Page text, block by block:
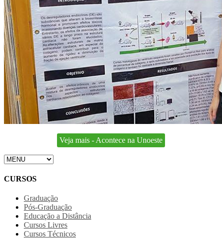
Veja mais - Acontece na Unoeste
CURSOS
Graduação
Pós-Graduação
Educação a Distância
Cursos Livres
Cursos Técnicos